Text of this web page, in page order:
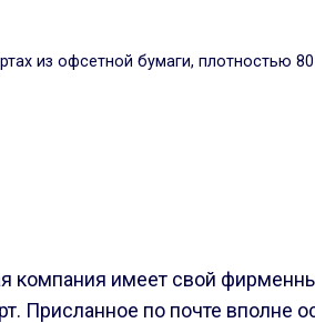
из офсетной бумаги, плотностью
компания имеет свой
Присланное по почте вполне